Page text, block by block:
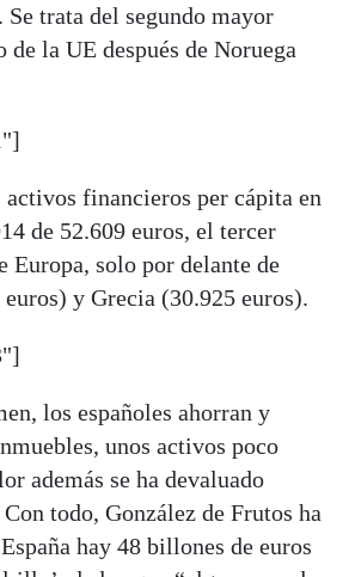
Se trata del segundo mayor
de la UE después de Noruega
activos financieros per cápita en
de 52.609 euros, el tercer
Europa, solo por delante de
y Grecia (30.925 euros).
los españoles ahorran y
unos activos poco
además se ha devaluado
todo, González de Frutos ha
hay 48 billones de euros